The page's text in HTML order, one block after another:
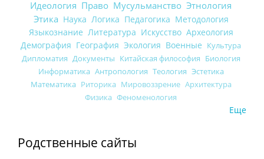
Идеология Право Мусульманство Этнология
Этика Наука Логика Педагогика Методология
Языкознание Литература Искусство Археология
Демография География Экология Военные Культура
Дипломатия Документы Китайская философия Биология
Информатика Антропология Теология Эстетика
Математика Риторика Мировоззрение Архитектура
Физика Феноменология
Еще
Родственные сайты